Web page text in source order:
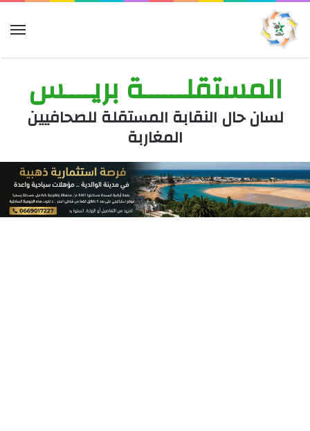
المستقلــــــة بريــــس
لسان حال النقابة المستقلة للصحافيين
المغاربة